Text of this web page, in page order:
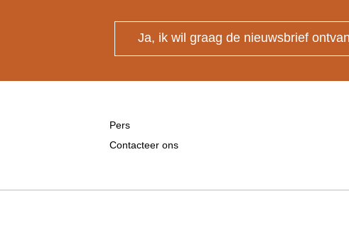
Ja, ik wil graag de nieuwsbrief
Pers
Contacteer ons